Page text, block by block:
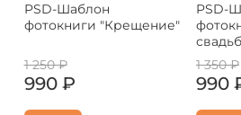
PSD-Шаблон
фотокниги "Крещение"
1 250 ₽
990 ₽
PSD-
1 350 ₽
990